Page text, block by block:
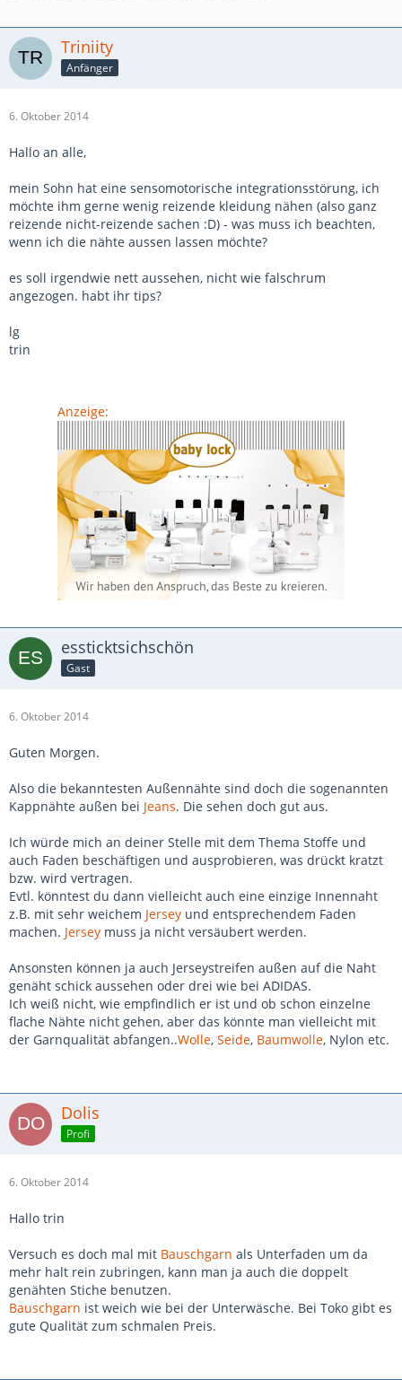
Triniity
Anfänger
6. Oktober 2014
Hallo an alle,
mein Sohn hat eine sensomotorische integrationsstörung, ich
möchte ihm gerne wenig reizende kleidung nähen (also ganz
reizende nicht-reizende sachen :D) - was muss ich beachten,
wenn ich die nähte aussen lassen möchte?
es soll irgendwie nett aussehen, nicht wie falschrum
angezogen. habt ihr tips?
lg
trin
Anzeige:
essticktsichschön
Gast
6. Oktober 2014
Guten Morgen.
Also die bekanntesten Außennähte sind doch die sogenannten
Kappnähte außen bei Jeans. Die sehen doch gut aus.
Ich würde mich an deiner Stelle mit dem Thema Stoffe und
auch Faden beschäftigen und ausprobieren, was drückt kratzt
bzw. wird vertragen.
Evtl. könntest du dann vielleicht auch eine einzige Innennaht
z.B. mit sehr weichem Jersey und entsprechendem Faden
machen. Jersey muss ja nicht versäubert werden.
Ansonsten können ja auch Jerseystreifen außen auf die Naht
genäht schick aussehen oder drei wie bei ADIDAS.
Ich weiß nicht, wie empfindlich er ist und ob schon einzelne
flache Nähte nicht gehen, aber das könnte man vielleicht mit
der Garnqualität abfangen..Wolle, Seide, Baumwolle, Nylon etc.
Dolis
Profi
6. Oktober 2014
Hallo trin
Versuch es doch mal mit Bauschgarn als Unterfaden um da
mehr halt rein zubringen, kann man ja auch die doppelt
genähten Stiche benutzen.
Bauschgarn ist weich wie bei der Unterwäsche. Bei Toko gibt es
gute Qualität zum schmalen Preis.